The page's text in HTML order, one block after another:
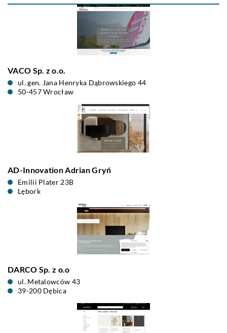
VACO Sp. z o.o.
ul. gen. Jana Henryka Dąbrowskiego 44
50-457 Wrocław
AD-Innovation Adrian Gryń
Emilii Plater 23B
Lębork
DARCO Sp. z o.o
ul. Metalowców 43
39-200 Dębica